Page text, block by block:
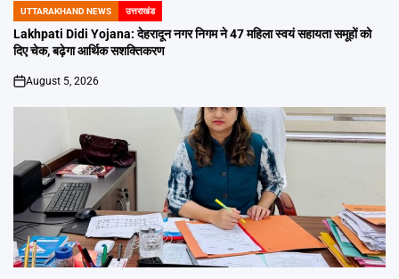
POSTED
IN
UTTARAKHAND NEWS उत्तराखंड
Lakhpati Didi Yojana: देहरादून नगर निगम ने 47 महिला स्वयं सहायता समूहों को
दिए चेक, बढ़ेगा आर्थिक सशक्तिकरण
on
August 5, 2026